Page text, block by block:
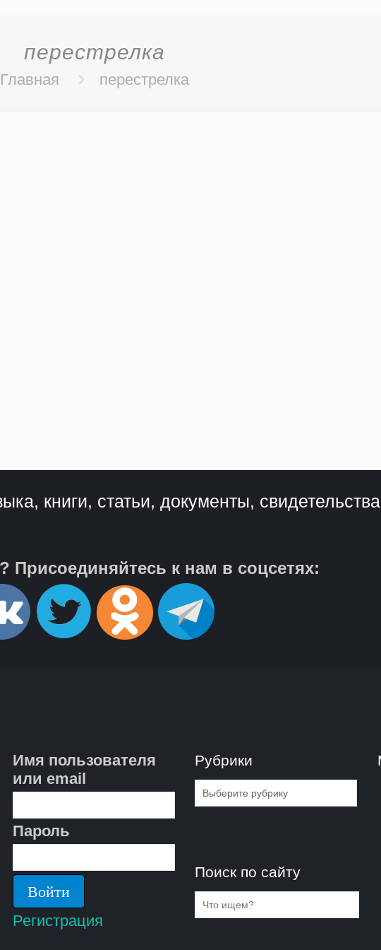
перестрелка
Главная перестрелка
книги, статьи, документы,
Присоединяйтесь к нам в соцсетях:
Имя пользователя
или email
Пароль
Регистрация
Рубрики
Рубрики
Поиск по сайту